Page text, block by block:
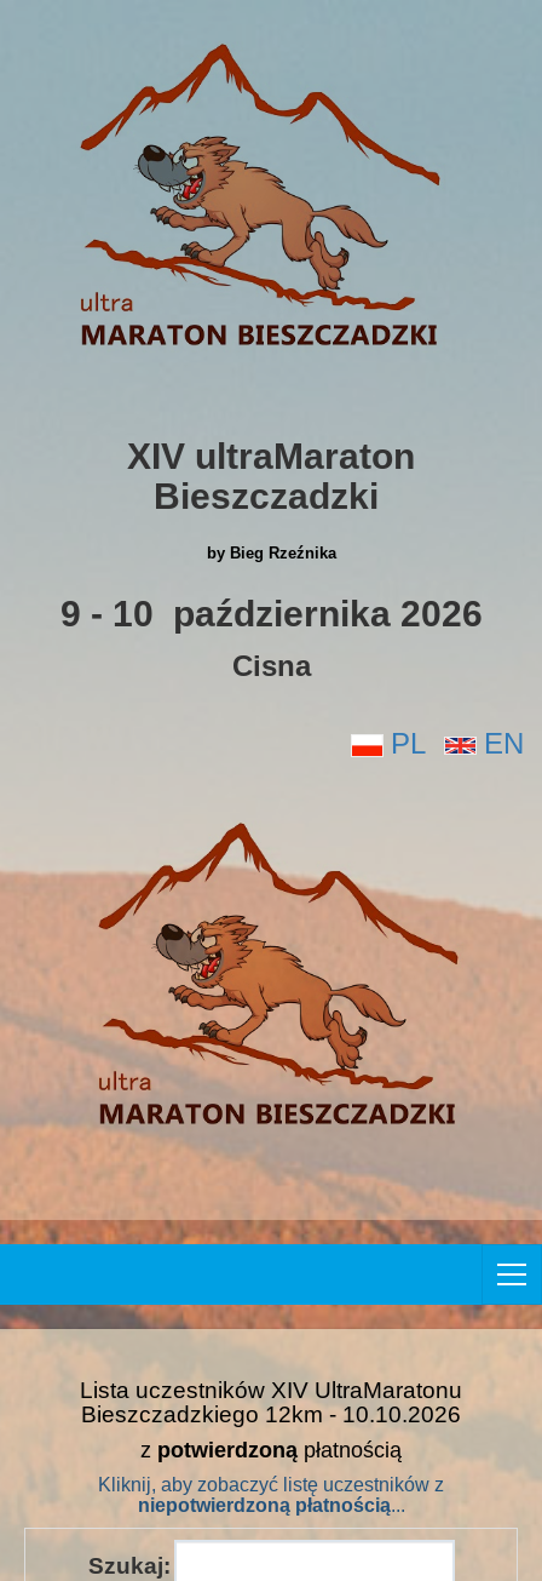
XIV ultraMaraton
Bieszczadzki
by Bieg Rzeźnika
9 - 10 października 2026
Cisna
PL EN
Lista uczestników XIV UltraMaratonu
Bieszczadzkiego 12km - 10.10.2026
z potwierdzoną płatnością
Kliknij, aby zobaczyć listę uczestników z
niepotwierdzoną płatnością...
Szukaj: